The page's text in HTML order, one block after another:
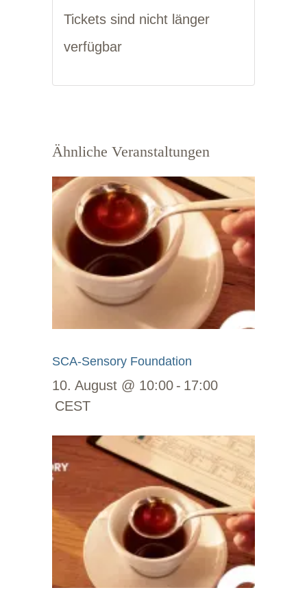
Tickets sind nicht länger
verfügbar
Ähnliche Veranstaltungen
SCA-Sensory Foundation
10. August @ 10:00 - 17:00
CEST